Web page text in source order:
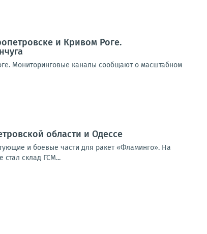
и Кривом Роге.
Мониторинговые каналы сообщают о масштабном
области и Одессе
и боевые части для ракет «Фламинго». На
стал склад ГСМ...